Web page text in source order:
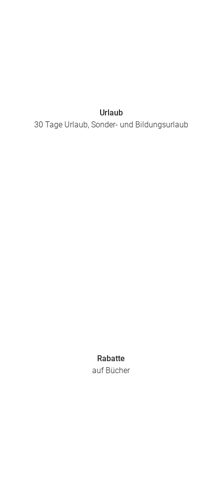
Urlaub
30 Tage Urlaub, Sonder- und Bildungsurlaub
Rabatte
auf Bücher